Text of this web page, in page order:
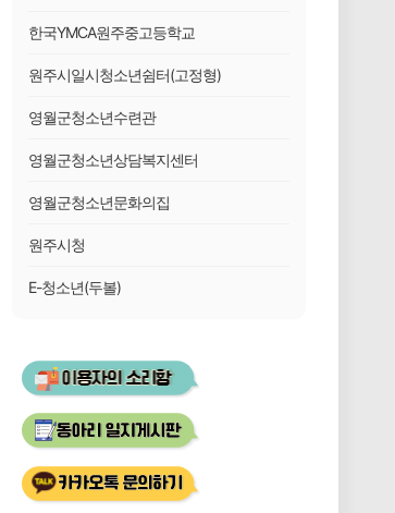
한국YMCA원주중고등학교
원주시일시청소년쉼터(고정형)
영월군청소년수련관
영월군청소년상담복지센터
영월군청소년문화의집
원주시청
E-청소년(두볼)